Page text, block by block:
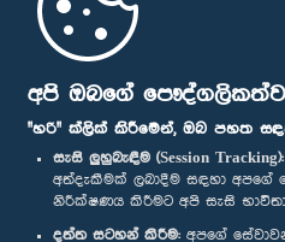
අපි ඔබගේ
"හරි" ක්ලික් කිරීමෙන්, ඔබ පහත
සැසි ලුහුබැඳීම (Session Tracking):
අත්දැකීමක් ලබාදීම සඳහා අපගේ
නිරීක්ෂණය කිරීමට අපි සැසි
දත්ත සටහන් කිරීම: අපගේ
පාර්ලිමේන්තු ජංගම යෙදුම
අප හා සම්බන්ධ වී සිටින්න :